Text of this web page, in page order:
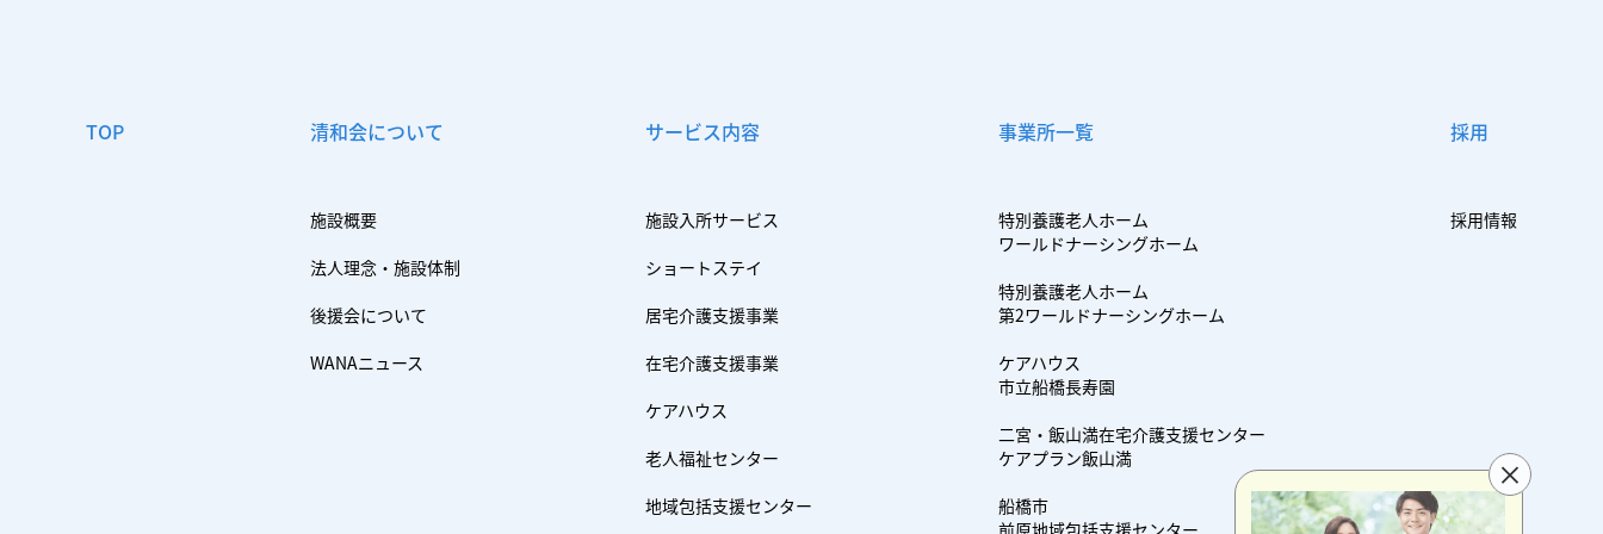
TOP 清和会について
施設概要
法人理念・施設体制
後援会について
WANAニュース
サービス内容
施設入所サービス
ショートステイ
居宅介護支援事業
在宅介護支援事業
ケアハウス
老人福祉センター
地域包括支援センター
事業所一覧
特別養護老人ホーム
ワールドナーシングホーム
特別養護老人ホーム
第2ワールドナーシングホーム
ケアハウス
市立船橋長寿園
二宮・飯山満在宅介護支援センター
ケアプラン飯山満
船橋市
前原地域包括支援センター
採用
採用情報